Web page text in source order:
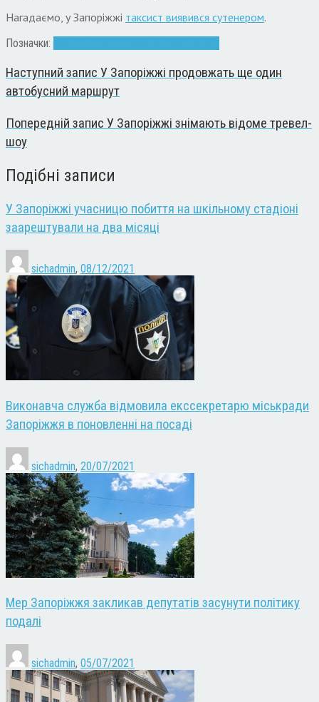
Нагадаємо, у Запоріжжі таксист виявився сутенером.
Позначки:
Наступний запис У Запоріжжі продовжать ще один
автобусний маршрут
Попередній запис У Запоріжжі знімають відоме тревел-
шоу
Подібні записи
У Запоріжжі учасницю побиття на шкільному стадіоні
заарештували на два місяці
sichadmin, 08/12/2021
Виконавча служба відмовила екссекретарю міськради
Запоріжжя в поновленні на посаді
sichadmin, 20/07/2021
Мер Запоріжжя закликав депутатів засунути політику
подалі
sichadmin, 05/07/2021